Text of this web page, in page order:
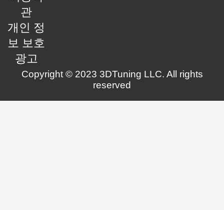
관
개인 정
보 보호
광고
Copyright © 2023 3DTuning LLC. All rights
reserved